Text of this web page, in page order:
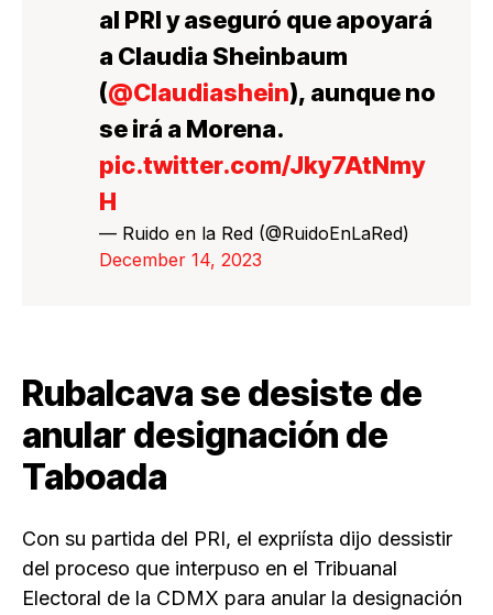
al PRI y aseguró que apoyará
a Claudia Sheinbaum
(@Claudiashein), aunque no
se irá a Morena.
pic.twitter.com/Jky7AtNmy
H
— Ruido en la Red (@RuidoEnLaRed)
December 14, 2023
Rubalcava se desiste de
anular designación de
Taboada
Con su partida del PRI, el expriísta dijo dessistir
del proceso que interpuso en el Tribuanal
Electoral de la CDMX para anular la designación